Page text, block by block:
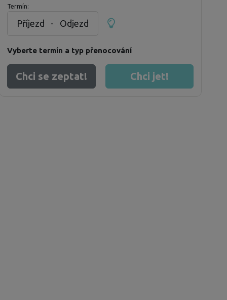
Termín:
Příjezd - Odjezd
Vyberte termín a typ přenocování
Chci se zeptat! Chci jet!